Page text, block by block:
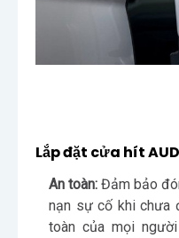
Lắp đặt cửa hít
An toàn: Đảm bảo
nạn sự cố khi chưa
toàn của mọi